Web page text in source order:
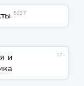
5027
и
17